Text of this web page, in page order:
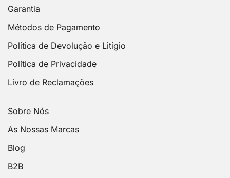
Garantia
Métodos de Pagamento
Política de Devolução e Litígio
Política de Privacidade
Livro de Reclamações
Sobre Nós
As Nossas Marcas
Blog
B2B